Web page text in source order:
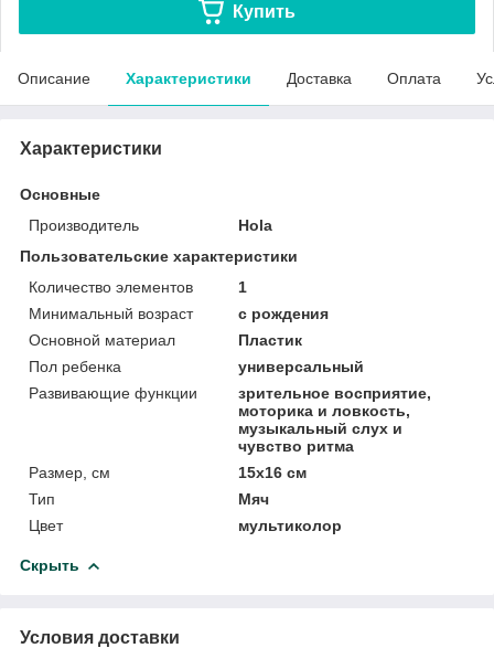
Купить
Описание Характеристики Доставка Оплата
Характеристики
Основные
Производитель
Hola
Пользовательские характеристики
Количество элементов
1
Минимальный возраст
с рождения
Основной материал
Пластик
Пол ребенка
универсальный
Развивающие функции
зрительное восприятие,
моторика и ловкость,
музыкальный слух и
чувство ритма
Размер, см
15х16 см
Тип
Мяч
Цвет
мультиколор
Скрыть
Условия доставки